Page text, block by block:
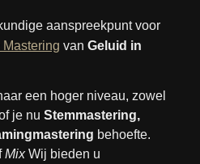
aanspreekpunt voor
van Geluid in
een hoger niveau, zowel
je nu Stemmastering,
behoefte.
MixWij bieden u